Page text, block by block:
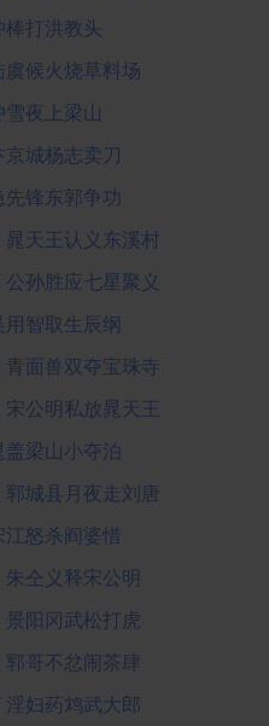
打洪教头
候火烧草料场
夜上梁山
城杨志卖刀
锋东郭争功
天王认义东溪村
孙胜应七星聚义
智取生辰纲
面兽双夺宝珠寺
公明私放晁天王
梁山小夺泊
城县月夜走刘唐
怒杀阎婆惜
仝义释宋公明
阳冈武松打虎
哥不忿闹茶肆
妇药鸩武大郎